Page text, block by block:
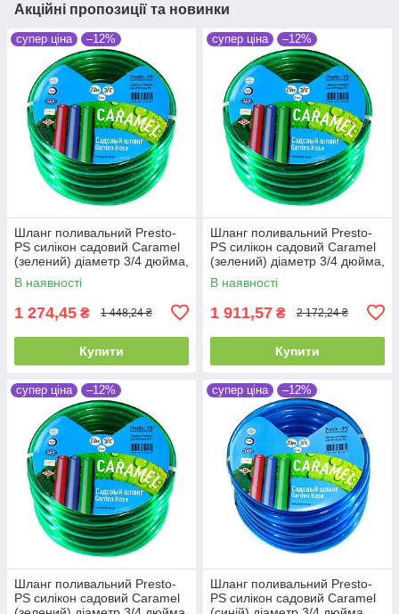
Акційні пропозиції та новинки
супер ціна –12%
Шланг поливальний Presto-
PS силікон садовий Caramel
(зелений) діаметр 3/4 дюйма,
довжина 20 м (CAR-3/4 20)
В наявності
1 274,45 ₴ 1 448,24 ₴
Купити
супер ціна –12%
Шланг поливальний Presto-
PS силікон садовий Caramel
(зелений) діаметр 3/4 дюйма,
довжина 30 м (CAR-3/4 30)
В наявності
1 911,57 ₴ 2 172,24 ₴
Купити
супер ціна –12%
Шланг поливальний Presto-
PS силікон садовий Caramel
супер ціна –12%
Шланг поливальний Presto-
PS силікон садовий Caramel